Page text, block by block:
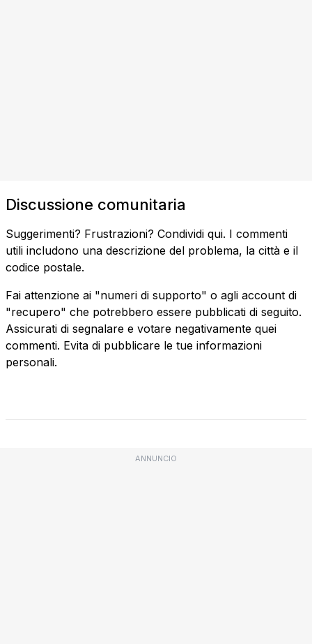
Discussione comunitaria
Suggerimenti? Frustrazioni? Condividi qui. I commenti
utili includono una descrizione del problema, la città e il
codice postale.
Fai attenzione ai "numeri di supporto" o agli account di
"recupero" che potrebbero essere pubblicati di seguito.
Assicurati di segnalare e votare negativamente quei
commenti. Evita di pubblicare le tue informazioni
personali.
ANNUNCIO